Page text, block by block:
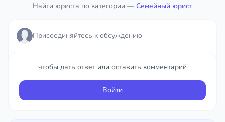
Найти юриста по категории — Семейный юрист
Присоединяйтесь к обсуждению
чтобы дать ответ или оставить комментарий
Войти